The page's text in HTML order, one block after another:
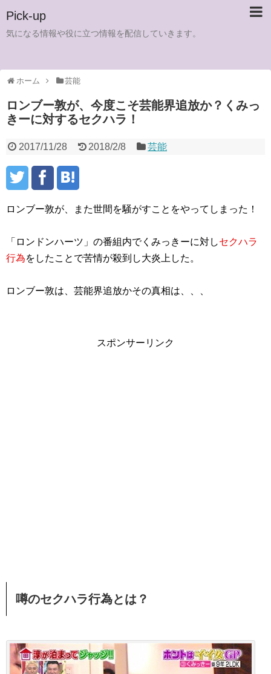
Pick-up
気になる情報や役に立つ情報を配信していきます。
ホーム 芸能
ロンブー敦が、今度こそ芸能界追放か？くみっ
きーに対するセクハラ！
2017/11/28 2018/2/8 芸能
ロンブー敦が、また世間を騒がすことをやってしまった！
「ロンドンハーツ」の番組内でくみっきーに対しセクハラ
行為をしたことで苦情が殺到し大炎上した。
ロンブー敦は、芸能界追放かその真相は、、、
スポンサーリンク
噂のセクハラ行為とは？